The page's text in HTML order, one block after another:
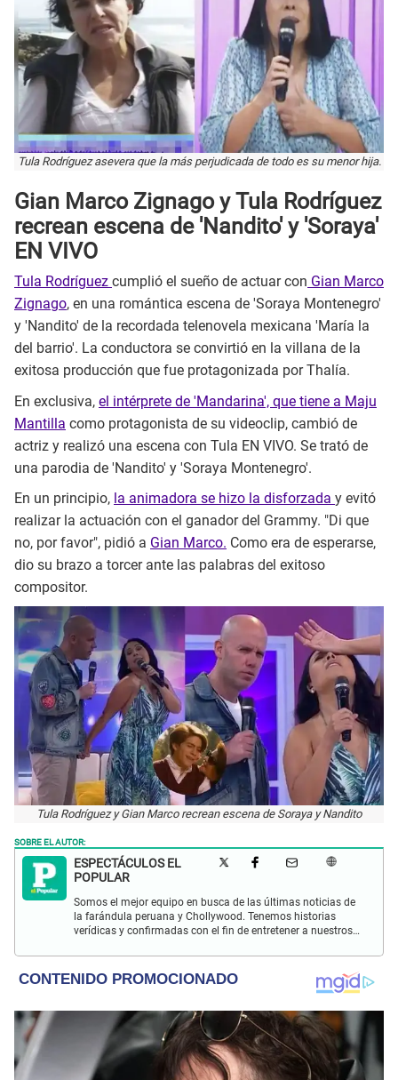
Tula Rodríguez asevera que la más perjudicada de todo es su menor hija.
Gian Marco Zignago y Tula Rodríguez
recrean escena de 'Nandito' y 'Soraya'
EN VIVO
Tula Rodríguez cumplió el sueño de actuar con Gian Marco
Zignago, en una romántica escena de 'Soraya Montenegro'
y 'Nandito' de la recordada telenovela mexicana 'María la
del barrio'. La conductora se convirtió en la villana de la
exitosa producción que fue protagonizada por Thalía.
En exclusiva, el intérprete de 'Mandarina', que tiene a Maju
Mantilla como protagonista de su videoclip, cambió de
actriz y realizó una escena con Tula EN VIVO. Se trató de
una parodia de 'Nandito' y 'Soraya Montenegro'.
En un principio, la animadora se hizo la disforzada y evitó
realizar la actuación con el ganador del Grammy. "Di que
no, por favor", pidió a Gian Marco. Como era de esperarse,
dio su brazo a torcer ante las palabras del exitoso
compositor.
Tula Rodríguez y Gian Marco recrean escena de Soraya y Nandito
SOBRE EL AUTOR:
ESPECTÁCULOS EL
POPULAR
Somos el mejor equipo en busca de las últimas noticias de
la farándula peruana y Chollywood. Tenemos historias
verídicas y confirmadas con el fin de entretener a nuestros